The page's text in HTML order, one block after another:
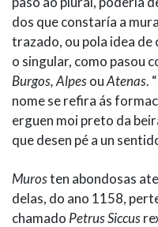
dos que constaría a
trazado, ou pola idea
o singular, como pasou
Burgos, AlpesouAtenas.
nome se refira ás
erguen moi preto da
que desen pé a un
Murosten abondosas
delas, do ano 1158,
chamado Petrus Siccus